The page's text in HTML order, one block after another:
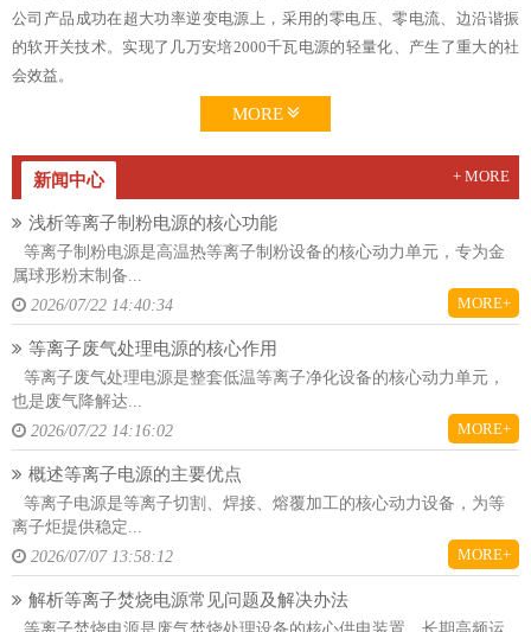
公司产品成功在超大功率逆变电源上，采用的零电压、零电流、边沿谐振
的软开关技术。实现了几万安培2000千瓦电源的轻量化、产生了重大的社
会效益。
MORE
新闻中心 + MORE
浅析等离子制粉电源的核心功能
等离子制粉电源是高温热等离子制粉设备的核心动力单元，专为金
属球形粉末制备...
2026/07/22 14:40:34
MORE+
等离子废气处理电源的核心作用
等离子废气处理电源是整套低温等离子净化设备的核心动力单元，
也是废气降解达...
2026/07/22 14:16:02
MORE+
概述等离子电源的主要优点
等离子电源是等离子切割、焊接、熔覆加工的核心动力设备，为等
离子炬提供稳定...
2026/07/07 13:58:12
MORE+
解析等离子焚烧电源常见问题及解决办法